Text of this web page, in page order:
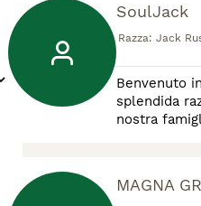
SoulJack
Razza: Jack
Benvenuto in
splendida
nostra famiglia, umana e canina. Prestiamo
MAGNA